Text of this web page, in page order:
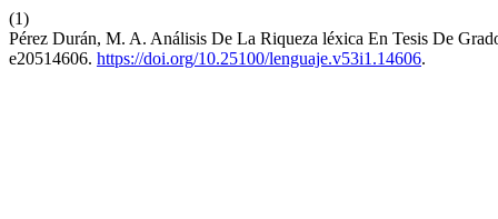
(1)
Pérez Durán, M. A. Análisis De La Riqueza léxica En Tesis De
e20514606. https://doi.org/10.25100/lenguaje.v53i1.14606.